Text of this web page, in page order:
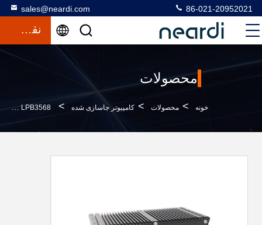
sales@neardi.com 86-021-20952021
نقل قول
محصولات
خونه > محصولات > کامپیوتر جاسازی شده > LPB3568 کامپیوتر جاسازی شده با USB Type-A USB3.0 OTG USB3.0 HOST USB2.0 HOST